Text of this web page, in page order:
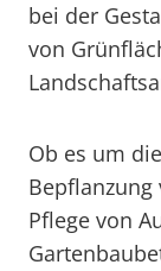
bei der
von
Ob es um
Pflege von